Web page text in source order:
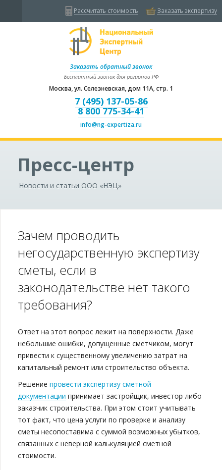
Заказать обратный звонок
Бесплатный звонок для регионов РФ
Москва, ул. Селезневская, дом 11А, стр. 1
7 (495) 137-05-86
8 800 775-34-41
info@ng-expertiza.ru
Рассчитать стоимость Заказать экспертизу
Пресс-центр
Новости и статьи ООО «НЭЦ»
Зачем проводить
негосударственную экспертизу
сметы, если в
законодательстве нет такого
требования?
Ответ на этот вопрос лежит на поверхности. Даже
небольшие ошибки, допущенные сметчиком, могут
привести к существенному увеличению затрат на
капитальный ремонт или строительство объекта.
Решение провести экспертизу сметной
документации принимает застройщик, инвестор либо
заказчик строительства. При этом стоит учитывать
тот факт, что цена услуги по проверке и анализу
сметы несопоставима с суммой возможных убытков,
связанных с неверной калькуляцией сметной
стоимости.